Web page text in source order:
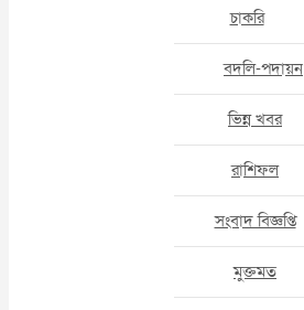
চাকরি
বদলি-পদায়ন
ভিন্ন খবর
রাশিফল
সংবাদ বিজ্ঞপ্তি
মুক্তমত